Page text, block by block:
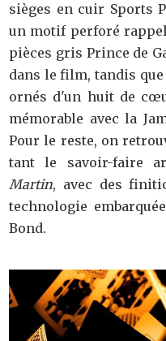
sièges en cuir Sports
un motif perforé
pièces gris Prince de
dans le film, tandis
ornés d'un huit de
mémorable avec la
Pour le reste, on
tant le savoir-faire
Martin, avec des
technologie
Bond.